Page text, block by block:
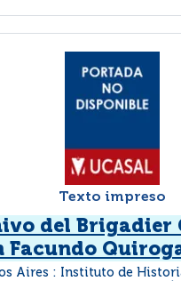
Texto impreso
del Brigadier
Facundo
Aires : Instituto de